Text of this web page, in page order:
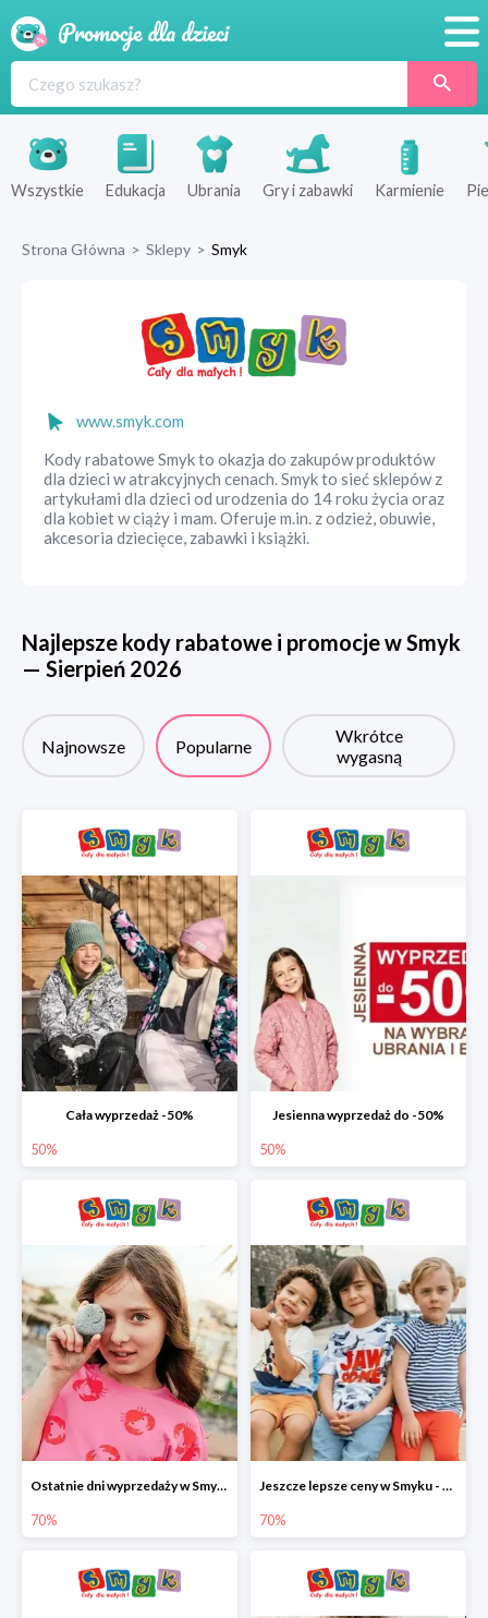
Produkty
Sklepy
Wszystkie Edukacja Ubrania Gry i zabawki Karmienie
Strona Główna > Sklepy > Smyk
www.smyk.com
Kody rabatowe Smyk to okazja do zakupów produktów
dla dzieci w atrakcyjnych cenach. Smyk to sieć sklepów z
artykułami dla dzieci od urodzenia do 14 roku życia oraz
dla kobiet w ciąży i mam. Oferuje m.in. z odzież, obuwie,
akcesoria dziecięce, zabawki i książki.
Najlepsze kody rabatowe i promocje wSmyk
— Sierpień 2026
Najnowsze Popularne
Wkrótce
wygasną
Cała wyprzedaż -50%
50%
Jesienna wyprzedaż do -50%
50%
Ostatnie dni wyprzedaży w Smyku - ubrania i buty do -70%
70%
Jeszcze lepsze ceny w Smyku - ubrania i buty do -70%
70%